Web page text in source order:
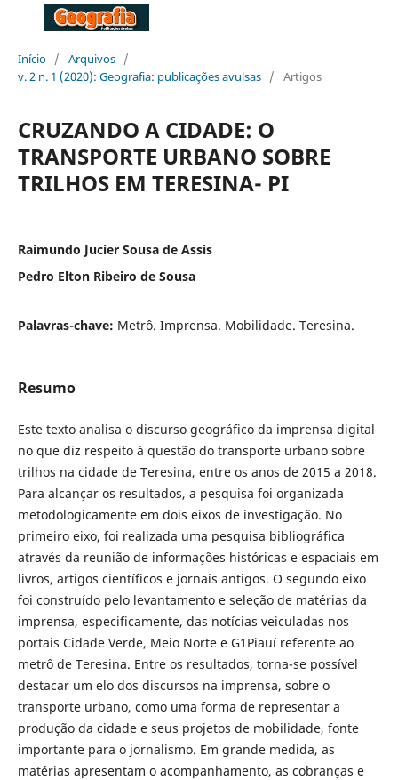
Início / Arquivos /
v. 2 n. 1 (2020): Geografia: publicações avulsas / Artigos
CRUZANDO A CIDADE: O
TRANSPORTE URBANO SOBRE
TRILHOS EM TERESINA- PI
Raimundo Jucier Sousa de Assis
Pedro Elton Ribeiro de Sousa
Palavras-chave: Metrô. Imprensa. Mobilidade. Teresina.
Resumo
Este texto analisa o discurso geográfico da imprensa digital
no que diz respeito à questão do transporte urbano sobre
trilhos na cidade de Teresina, entre os anos de 2015 a 2018.
Para alcançar os resultados, a pesquisa foi organizada
metodologicamente em dois eixos de investigação. No
primeiro eixo, foi realizada uma pesquisa bibliográfica
através da reunião de informações históricas e espaciais em
livros, artigos científicos e jornais antigos. O segundo eixo
foi construído pelo levantamento e seleção de matérias da
imprensa, especificamente, das notícias veiculadas nos
portais Cidade Verde, Meio Norte e G1Piauí referente ao
metrô de Teresina. Entre os resultados, torna-se possível
destacar um elo dos discursos na imprensa, sobre o
transporte urbano, como uma forma de representar a
produção da cidade e seus projetos de mobilidade, fonte
importante para o jornalismo. Em grande medida, as
matérias apresentam o acompanhamento, as cobranças e